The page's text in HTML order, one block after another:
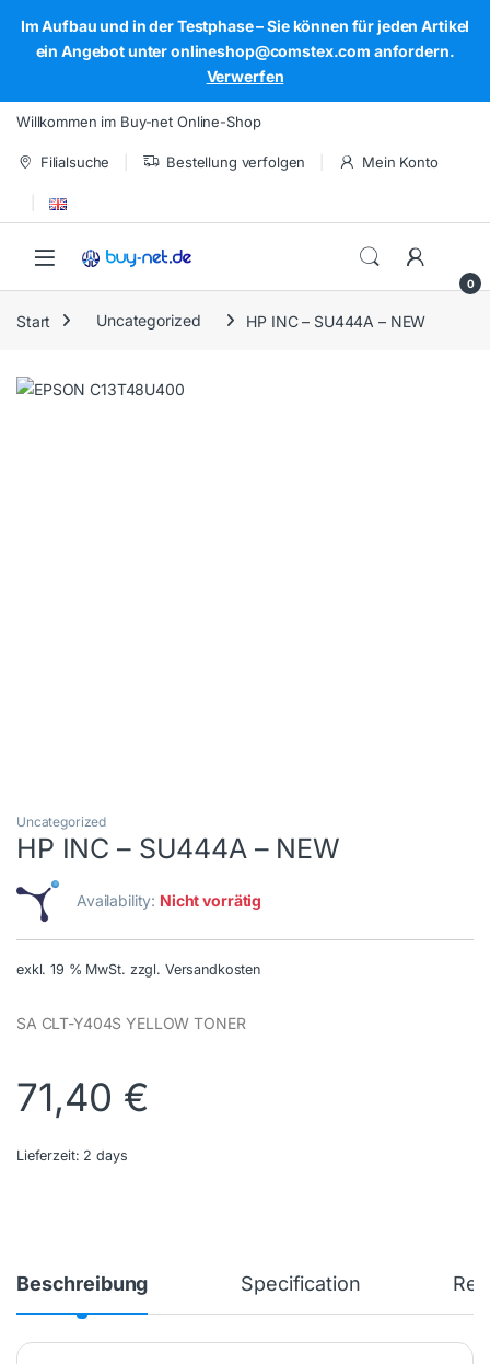
Im Aufbau und in der Testphase – Sie können für jeden Artikel
ein Angebot unter onlineshop@comstex.com anfordern.
Verwerfen
Skip to navigation
Skip to content
Willkommen im Buy-net Online-Shop
Filialsuche Bestellung verfolgen Mein Konto
Open
0
Start Uncategorized HP INC – SU444A – NEW
Uncategorized
HP INC – SU444A – NEW
Availability: Nicht vorrätig
exkl. 19 % MwSt. zzgl. Versandkosten
SA CLT-Y404S YELLOW TONER
71,40 €
Lieferzeit: 2 days
Beschreibung Specification